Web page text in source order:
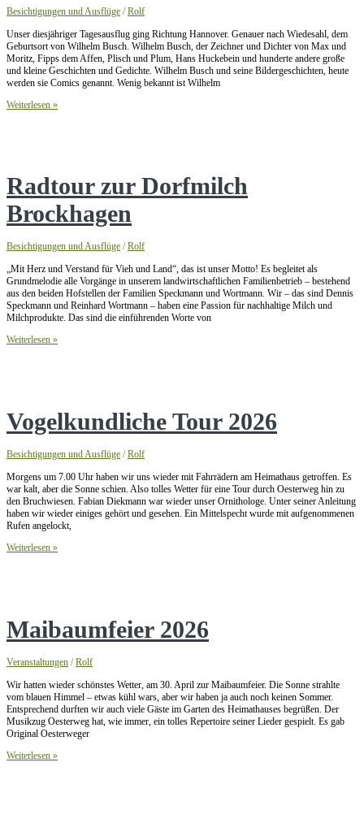
Besichtigungen und Ausflüge /Rolf
Unser diesjähriger Tagesausflug ging Richtung Hannover. Genauer nach Wiedesahl, dem
Geburtsort von Wilhelm Busch. Wilhelm Busch, der Zeichner und Dichter von Max und
Moritz, Fipps dem Affen, Plisch und Plum, Hans Huckebein und hunderte andere große
und kleine Geschichten und Gedichte. Wilhelm Busch und seine Bildergeschichten, heute
werden sie Comics genannt. Wenig bekannt ist Wilhelm
Fahrt
zum
Steinhuder
Meer
Weiterlesen »
Radtour zur Dorfmilch
Brockhagen
Besichtigungen und Ausflüge /Rolf
„Mit Herz und Verstand für Vieh und Land“, das ist unser Motto! Es begleitet als
Grundmelodie alle Vorgänge in unserem landwirtschaftlichen Familienbetrieb – bestehend
aus den beiden Hofstellen der Familien Speckmann und Wortmann. Wir – das sind Dennis
Speckmann und Reinhard Wortmann – haben eine Passion für nachhaltige Milch und
Milchprodukte. Das sind die einführenden Worte von
Radtour
Weiterlesen »
Vogelkundliche Tour 2026
Besichtigungen und Ausflüge /Rolf
Morgens um 7.00 Uhr haben wir uns wieder mit Fahrrädern am Heimathaus getroffen. Es
war kalt, aber die Sonne schien. Also tolles Wetter für eine Tour durch Oesterweg hin zu
den Bruchwiesen. Fabian Diekmann war wieder unser Ornithologe. Unter seiner Anleitung
haben wir wieder einiges gehört und gesehen. Ein Mittelspecht wurde mit aufgenommenen
Rufen angelockt,
Vogelkundliche
Weiterlesen »
Maibaumfeier 2026
Veranstaltungen /Rolf
Wir hatten wieder schönstes Wetter, am 30. April zur Maibaumfeier. Die Sonne strahlte
vom blauen Himmel – etwas kühl wars, aber wir haben ja auch noch keinen Sommer.
Entsprechend durften wir auch viele Gäste im Garten des Heimathauses begrüßen. Der
Musikzug Oesterweg hat, wie immer, ein tolles Repertoire seiner Lieder gespielt. Es gab
Original Oesterweger
Maibaumfeier
Weiterlesen »